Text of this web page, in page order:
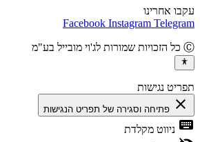
אחרינו
Facebook Instagram
נגישות
פתיחה וסגירה של תפריט הנגישות
ניווט מקלדת